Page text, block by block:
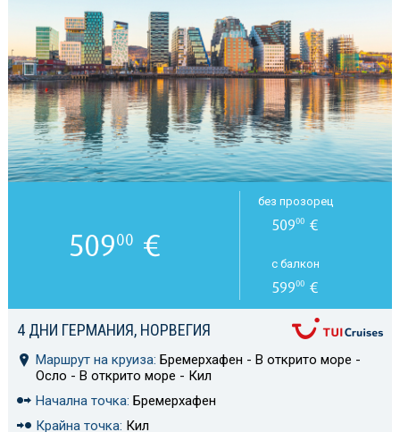
4 ДНИ ГЕРМАНИЯ, НОРВЕГИЯ
Маршрут на круиза: Бремерхафен - В открито море -
Осло - В открито море - Кил
Начална точка: Бремерхафен
Крайна точка: Кил
50900 €
без прозорец
50900 €
с балкон
59900 €